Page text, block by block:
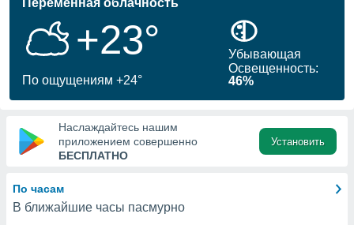
Вы можете
к этому
доступ
Переменная облачность
+23°
По ощущениям +24°
Убывающая
Освещенность:
46%
Наслаждайтесь нашим
приложением совершенно
БЕСПЛАТНО
Установить
По часам
В ближайшие часы пасмурно